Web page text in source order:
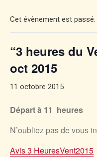
Cet évènement est passé.
“3 heures du
oct 2015
11 octobre 2015
Départ à 11 heures
N’oubliez pas de vous
Avis 3 HeuresVent2015